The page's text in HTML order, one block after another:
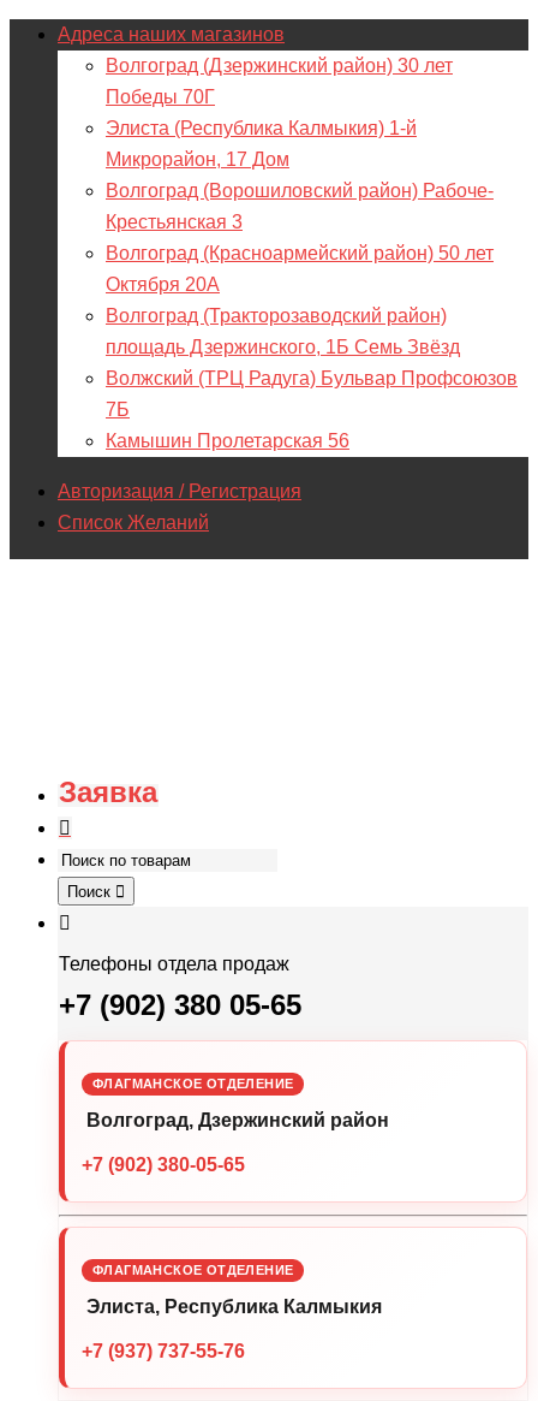
Адреса наших магазинов
Волгоград (Дзержинский район) 30 лет
Победы 70Г
Элиста (Республика Калмыкия) 1-й
Микрорайон, 17 Дом
Волгоград (Ворошиловский район) Рабоче-
Крестьянская 3
Волгоград (Красноармейский район) 50 лет
Октября 20А
Волгоград (Тракторозаводский район)
площадь Дзержинского, 1Б Семь Звёзд
Волжский (ТРЦ Радуга) Бульвар Профсоюзов
7Б
Камышин Пролетарская 56
Авторизация / Регистрация
Список Желаний
Заявка
Поиск
Телефоны отдела продаж
+7 (902) 380 05-65
ФЛАГМАНСКОЕ ОТДЕЛЕНИЕ
Волгоград, Дзержинский район
+7 (902) 380-05-65
ФЛАГМАНСКОЕ ОТДЕЛЕНИЕ
Элиста, Республика Калмыкия
+7 (937) 737-55-76